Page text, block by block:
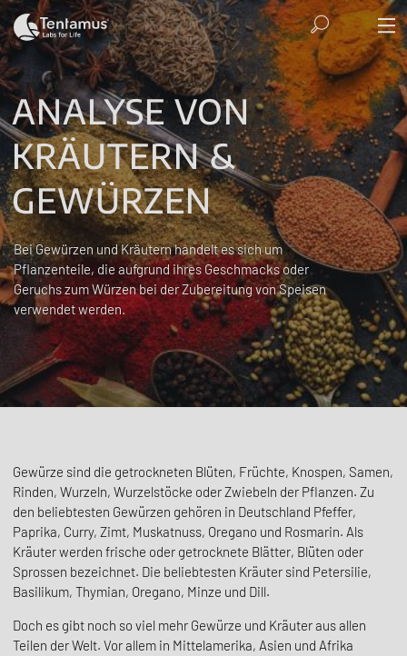
ANALYSE VON
KRÄUTERN &
GEWÜRZEN
Bei Gewürzen und Kräutern handelt es sich um
Pflanzenteile, die aufgrund ihres Geschmacks oder
Geruchs zum Würzen bei der Zubereitung von Speisen
verwendet werden.
Gewürze sind die getrockneten Blüten, Früchte, Knospen, Samen,
Rinden, Wurzeln, Wurzelstöcke oder Zwiebeln der Pflanzen. Zu
den beliebtesten Gewürzen gehören in Deutschland Pfeffer,
Paprika, Curry, Zimt, Muskatnuss, Oregano und Rosmarin. Als
Kräuter werden frische oder getrocknete Blätter, Blüten oder
Sprossen bezeichnet. Die beliebtesten Kräuter sind Petersilie,
Basilikum, Thymian, Oregano, Minze und Dill.
Doch es gibt noch so viel mehr Gewürze und Kräuter aus allen
Teilen der Welt. Vor allem in Mittelamerika, Asien und Afrika